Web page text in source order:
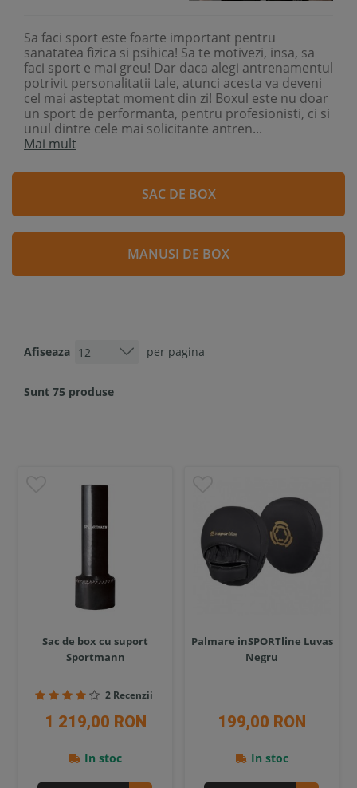
Sa faci sport este foarte important pentru
sanatatea fizica si psihica! Sa te motivezi, insa, sa
faci sport e mai greu! Dar daca alegi antrenamentul
potrivit personalitatii tale, atunci acesta va deveni
cel mai asteptat moment din zi! Boxul este nu doar
un sport de performanta, pentru profesionisti, ci si
unul dintre cele mai solicitante antren...
Mai mult
SAC DE BOX
MANUSI DE BOX
Afiseaza per pagina
Sunt 75 produse
Sac de box cu suport
Sportmann
2 Recenzii
1 219,00 RON
In stoc
Palmare inSPORTline Luvas
Negru
199,00 RON
In stoc